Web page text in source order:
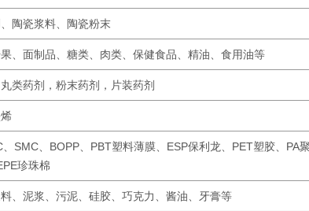
陶瓷浆料、陶瓷粉末
、面制品、糖类、肉类、保健食品、精油、食用油等
类药剂，粉末药剂，片装药剂
SMC、BOPP、PBT塑料薄膜、ESP保利龙、PET塑胶、PA
珍珠棉
、泥浆、污泥、硅胶、巧克力、酱油、牙膏等